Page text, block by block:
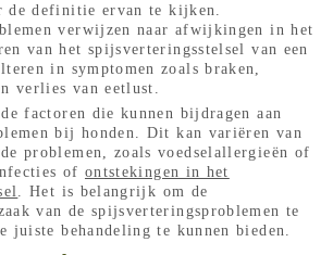
de definitie ervan te kijken.
verwijzen naar afwijkingen in het
van het spijsverteringsstelsel van een
in symptomen zoals braken,
verlies van eetlust.
factoren die kunnen bijdragen aan
bij honden. Dit kan variëren van
problemen, zoals voedselallergieën of
of ontstekingen in het
. Het is belangrijk om de
van de spijsverteringsproblemen te
juiste behandeling te kunnen bieden.